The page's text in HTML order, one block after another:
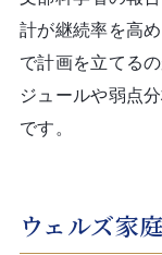
計が継続率を高
で計画を立てる
ジュールや弱点
です。
ウェルズ家